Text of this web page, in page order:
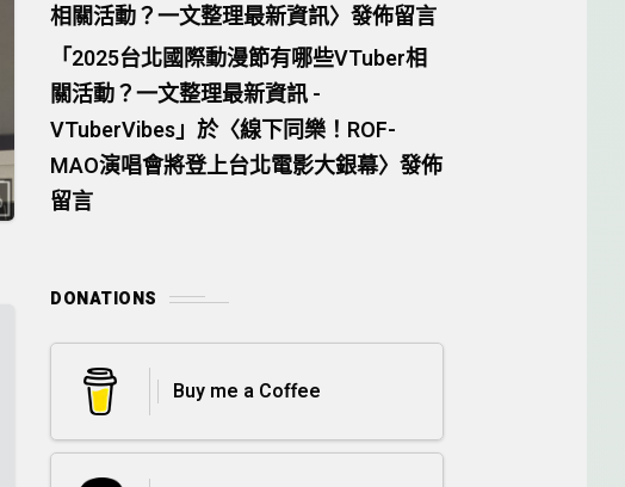
相關活動？一文整理最新資訊〉發佈留言
「2025台北國際動漫節有哪些VTuber相
關活動？一文整理最新資訊 -
VTuberVibes」於〈線下同樂！ROF-
MAO演唱會將登上台北電影大銀幕〉發佈
留言
DONATIONS
Buy me a Coffee